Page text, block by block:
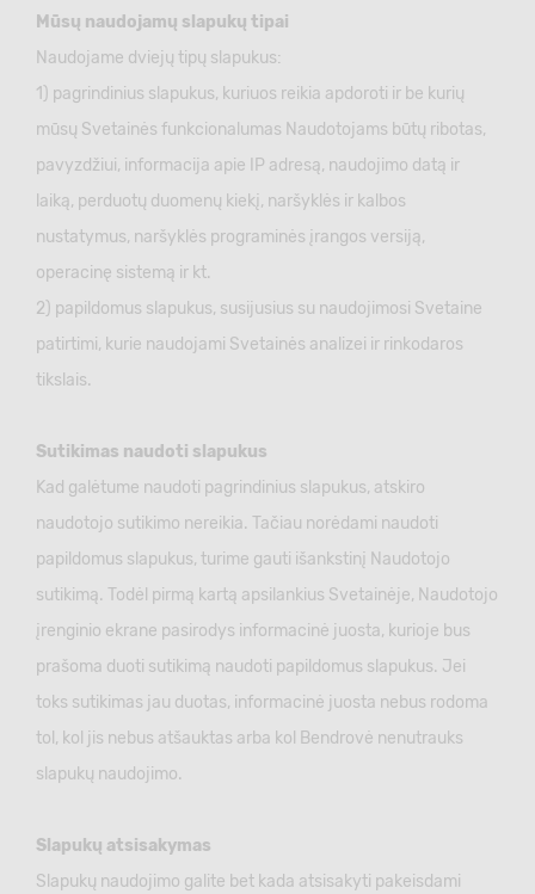
Mūsų naudojamų slapukų tipai
Naudojame dviejų tipų slapukus:
1) pagrindinius slapukus, kuriuos reikia apdoroti ir be kurių
mūsų Svetainės funkcionalumas Naudotojams būtų ribotas,
pavyzdžiui, informacija apie IP adresą, naudojimo datą ir
laiką, perduotų duomenų kiekį, naršyklės ir kalbos
nustatymus, naršyklės programinės įrangos versiją,
operacinę sistemą ir kt.
2) papildomus slapukus, susijusius su naudojimosi Svetaine
patirtimi, kurie naudojami Svetainės analizei ir rinkodaros
tikslais.
Sutikimas naudoti slapukus
Kad galėtume naudoti pagrindinius slapukus, atskiro
naudotojo sutikimo nereikia. Tačiau norėdami naudoti
papildomus slapukus, turime gauti išankstinį Naudotojo
sutikimą. Todėl pirmą kartą apsilankius Svetainėje, Naudotojo
įrenginio ekrane pasirodys informacinė juosta, kurioje bus
prašoma duoti sutikimą naudoti papildomus slapukus. Jei
toks sutikimas jau duotas, informacinė juosta nebus rodoma
tol, kol jis nebus atšauktas arba kol Bendrovė nenutrauks
slapukų naudojimo.
Slapukų atsisakymas
Slapukų naudojimo galite bet kada atsisakyti pakeisdami